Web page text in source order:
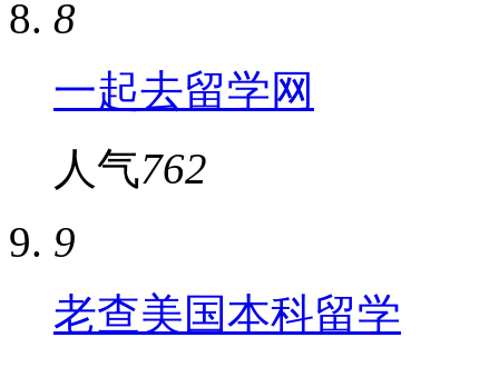
8
一起去留学网
人气762
9
老查美国本科留学